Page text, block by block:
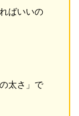
ばいいの
太さ」で